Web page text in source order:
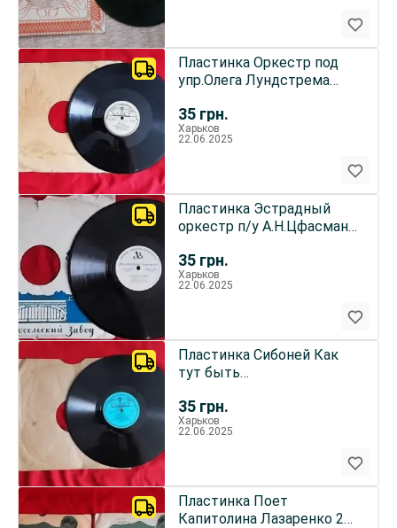
35 грн.
Пластинка Оркестр под
упр.Олега Лундстрема
1959г.
Харьков
22.06.2025
35 грн.
Пластинка Эстрадный
оркестр п/у А.Н.Цфасмана.
Харьков
22.06.2025
35 грн.
Пластинка Сибоней Как
тут быть
Румыния 1959
Харьков
22.06.2025
Пластинка Поет
Капитолина Лазаренко 2